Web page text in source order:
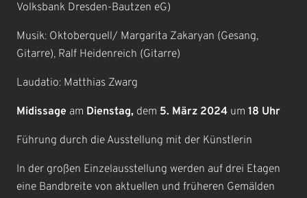
Volksbank Dresden-Bautzen eG)
Musik: Oktoberquell/ Margarita Zakaryan (Gesang,
Gitarre), Ralf Heidenreich (Gitarre)
Laudatio: Matthias Zwarg
Midissage am Dienstag, dem 5. März 2024 um 18 Uhr
Führung durch die Ausstellung mit der Künstlerin
In der großen Einzelausstellung werden auf drei Etagen
eine Bandbreite von aktuellen und früheren Gemälden